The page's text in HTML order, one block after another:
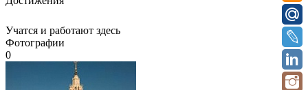
Учатся и работают здесь
Фотографии
0